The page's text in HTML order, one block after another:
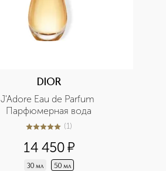
DIOR
J'Adore Eau de Parfum
Парфюмерная вода
5из 51 (1)
14 450¤
30 мл 50 мл